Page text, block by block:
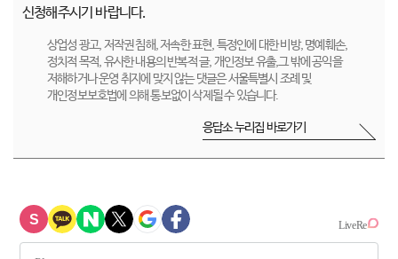
신청해주시기 바랍니다.
상업성 광고, 저작권 침해, 저속한 표현, 특정인에 대한 비방, 명예훼손,
정치적 목적, 유사한 내용의 반복적 글, 개인정보 유출,그 밖에 공익을
저해하거나 운영 취지에 맞지 않는 댓글은 서울특별시 조례 및
개인정보보호법에 의해 통보없이 삭제될 수 있습니다.
응답소 누리집 바로가기